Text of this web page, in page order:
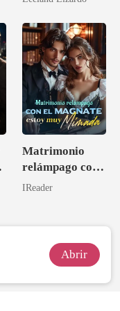
Matrimonio
relámpago con
el magnate,
IReader
Abrir